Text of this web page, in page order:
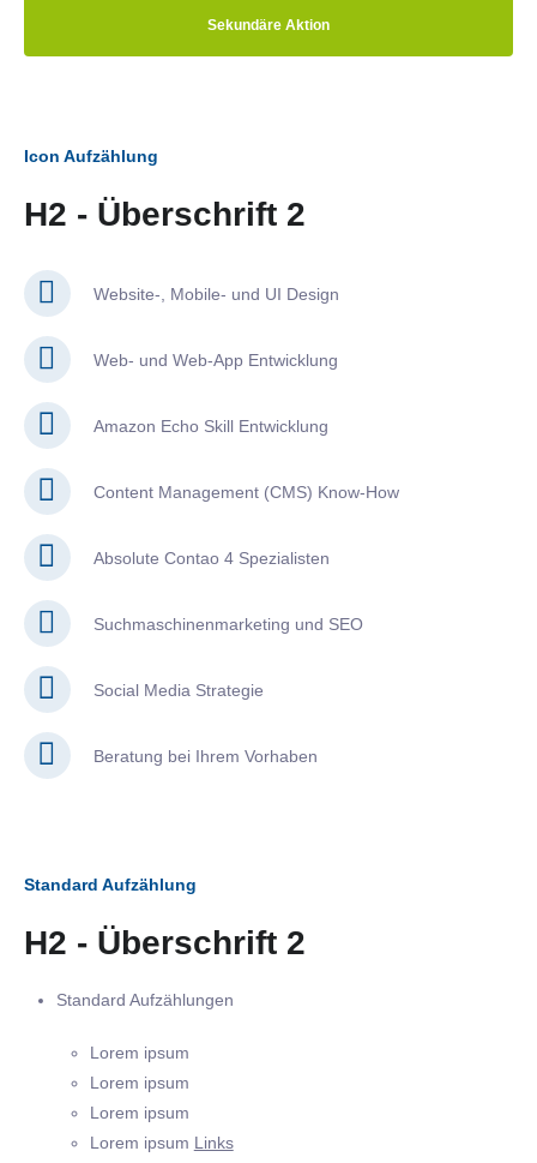
Sekundäre Aktion
Icon Aufzählung
H2 - Überschrift 2
Website-, Mobile- und UI Design
Web- und Web-App Entwicklung
Amazon Echo Skill Entwicklung
Content Management (CMS) Know-How
Absolute Contao 4 Spezialisten
Suchmaschinenmarketing und SEO
Social Media Strategie
Beratung bei Ihrem Vorhaben
Standard Aufzählung
H2 - Überschrift 2
Standard Aufzählungen
Lorem ipsum
Lorem ipsum
Lorem ipsum
Lorem ipsum Links